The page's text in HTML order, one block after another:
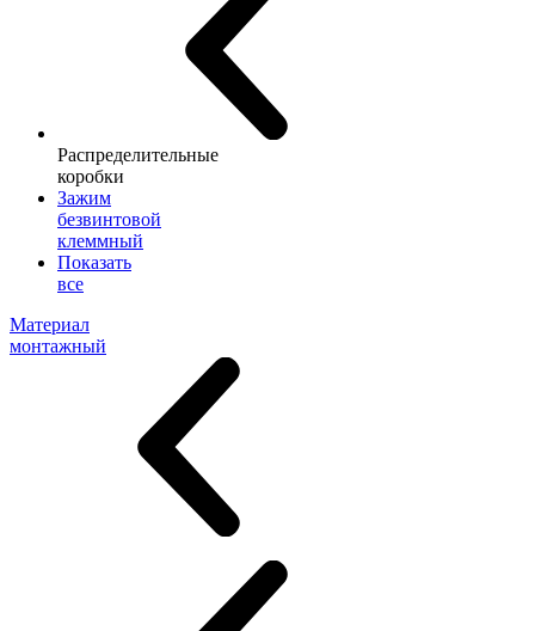
Распределительные
коробки
Зажим
безвинтовой
клеммный
Показать
все
Материал
монтажный